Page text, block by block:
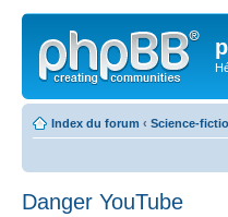
Index du forum ‹ Science-
Danger YouTube